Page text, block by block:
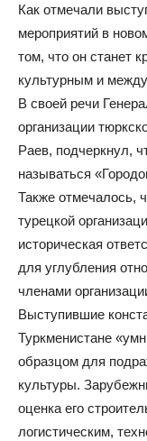
Как отмечали
мероприятий в
том, что он станет
культурным и
В своей речи
организации
Раев, подчеркнул,
называться
Также
турецкой
историческая
для углубления
членами
Выступившие
Туркменистане
образцом для
культуры.
оценка его
логистическим,